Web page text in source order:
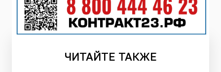
ЧИТАЙТЕ ТАКЖЕ